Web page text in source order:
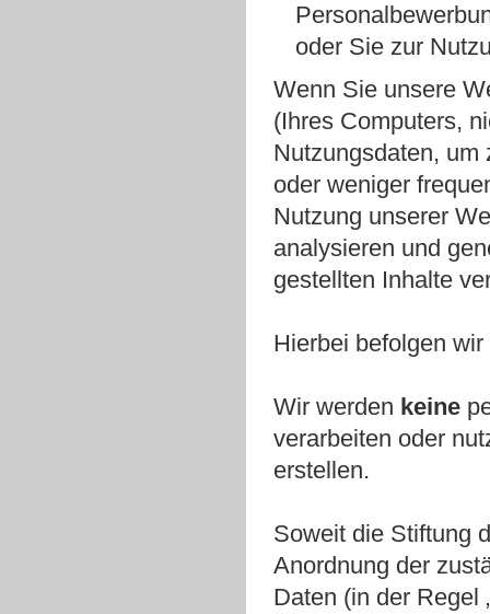
oder Sie zur
Wenn Sie unsere
(Ihres Computers,
Nutzungsdaten, um
oder weniger
Nutzung unserer
analysieren und
gestellten Inhalte
Hierbei befolgen
Wir werden keine
verarbeiten oder
erstellen.
Soweit die Stiftung
Anordnung der
Daten (in der Regel